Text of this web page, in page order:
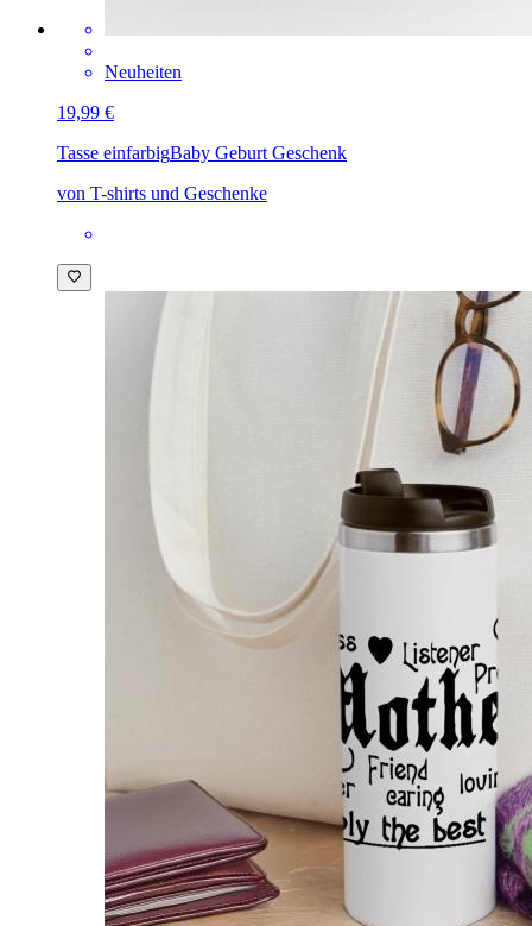
Neuheiten
19,99 €
Tasse einfarbigBaby Geburt Geschenk
von T-shirts und Geschenke